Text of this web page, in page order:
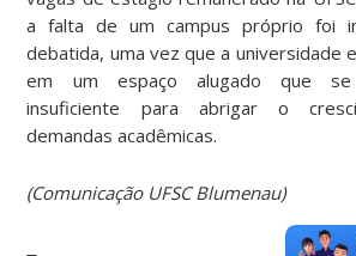
a falta de um campus próprio foi
debatida, uma vez que a universidade
em um espaço alugado que se
insuficiente para abrigar o
demandas acadêmicas.
(Comunicação UFSC Blumenau)